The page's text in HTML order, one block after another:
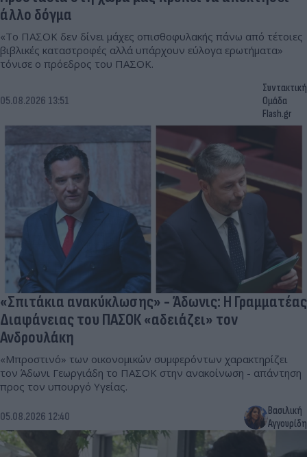
άλλο δόγμα
«Το ΠΑΣΟΚ δεν δίνει μάχες οπισθοφυλακής πάνω από τέτοιες
βιβλικές καταστροφές αλλά υπάρχουν εύλογα ερωτήματα»
τόνισε ο πρόεδρος του ΠΑΣΟΚ.
05.08.2026 13:51
Συντακτική
Ομάδα
Flash.gr
«Σπιτάκια ανακύκλωσης» - Άδωνις: Η Γραμματέας
Διαφάνειας του ΠΑΣΟΚ «αδειάζει» τον
Ανδρουλάκη
«Μπροστινό» των οικονομικών συμφερόντων χαρακτηρίζει
τον Άδωνι Γεωργιάδη το ΠΑΣΟΚ στην ανακοίνωση - απάντηση
προς τον υπουργό Υγείας.
05.08.2026 12:40
Βασιλική
Αγγουρίδη